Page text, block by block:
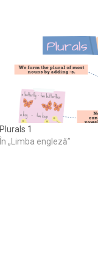
Plurals 1
În „Limba engleză”